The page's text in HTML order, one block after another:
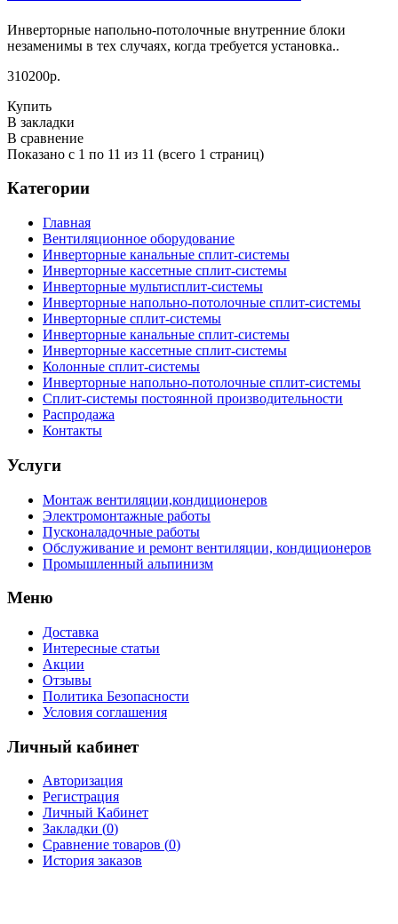
Инверторные напольно-потолочные внутренние блоки
незаменимы в тех случаях, когда требуется установка..
310200р.
Купить
В закладки
В сравнение
Показано с 1 по 11 из 11 (всего 1 страниц)
Категории
Главная
Вентиляционное оборудование
Инверторные канальные сплит-системы
Инверторные кассетные сплит-системы
Инверторные мультисплит-системы
Инверторные напольно-потолочные сплит-системы
Инверторные сплит-системы
Инверторные канальные сплит-системы
Инверторные кассетные сплит-системы
Колонные сплит-системы
Инверторные напольно-потолочные сплит-системы
Сплит-системы постоянной производительности
Распродажа
Контакты
Услуги
Монтаж вентиляции,кондиционеров
Электромонтажные работы
Пусконаладочные работы
Обслуживание и ремонт вентиляции, кондиционеров
Промышленный альпинизм
Меню
Доставка
Интересные статьи
Акции
Отзывы
Политика Безопасности
Условия соглашения
Личный кабинет
Авторизация
Регистрация
Личный Кабинет
Закладки (0)
Сравнение товаров (0)
История заказов